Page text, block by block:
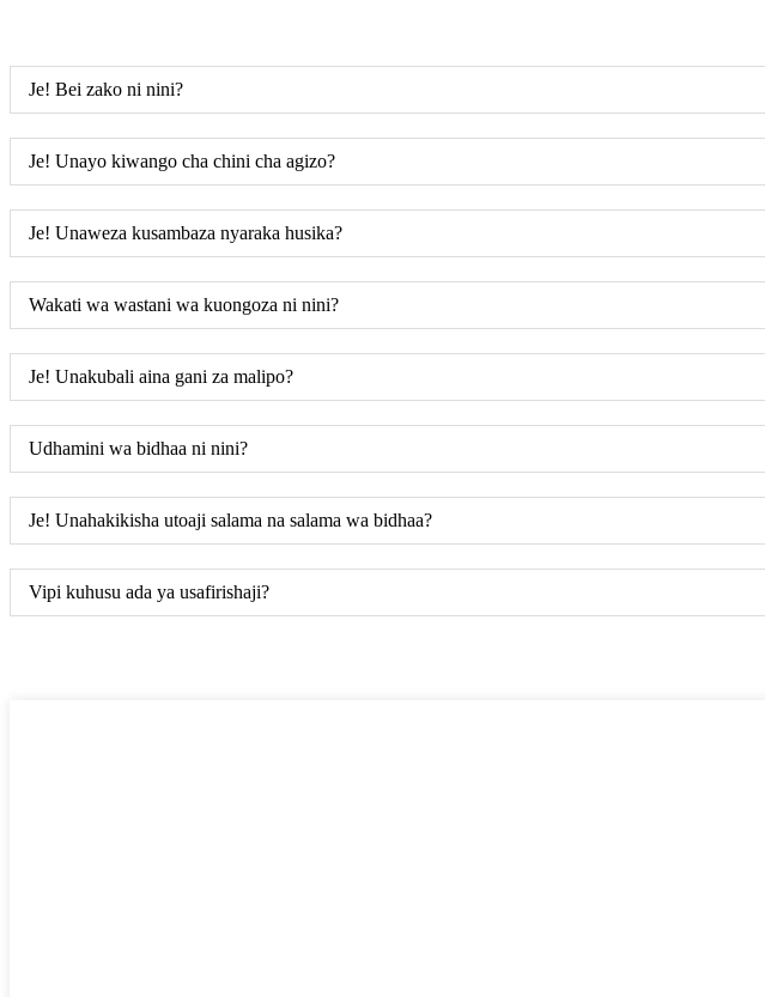
Je! Bei zako ni nini?
Je! Unayo kiwango cha chini cha agizo?
Je! Unaweza kusambaza nyaraka husika?
Wakati wa wastani wa kuongoza ni nini?
Je! Unakubali aina gani za malipo?
Udhamini wa bidhaa ni nini?
Je! Unahakikisha utoaji salama na salama wa bidhaa?
Vipi kuhusu ada ya usafirishaji?